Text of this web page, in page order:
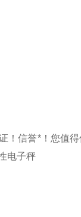
！信誉*！您值得
电子秤